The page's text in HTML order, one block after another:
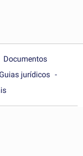
Documentos
Guias jurídicos